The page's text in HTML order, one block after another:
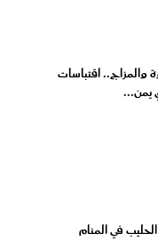
والمزاج.. اقتباسات
يمن...
في المنام